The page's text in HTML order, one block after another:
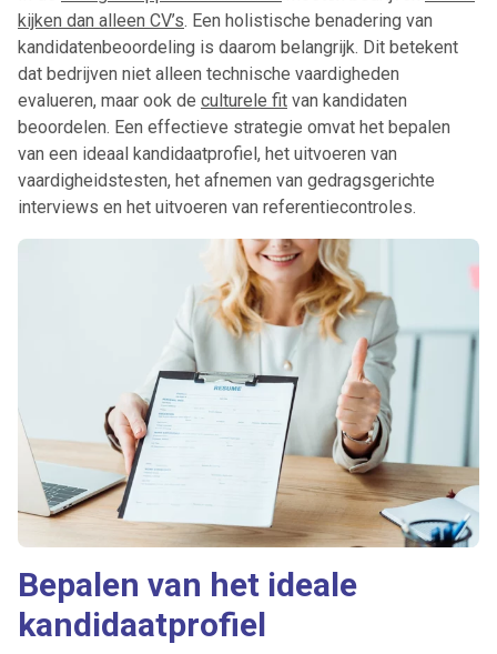
kijken dan alleen CV’s. Een holistische benadering van
kandidatenbeoordeling is daarom belangrijk. Dit betekent
dat bedrijven niet alleen technische vaardigheden
evalueren, maar ook de culturele fit van kandidaten
beoordelen. Een effectieve strategie omvat het bepalen
van een ideaal kandidaatprofiel, het uitvoeren van
vaardigheidstesten, het afnemen van gedragsgerichte
interviews en het uitvoeren van referentiecontroles.
Bepalen van het ideale
kandidaatprofiel